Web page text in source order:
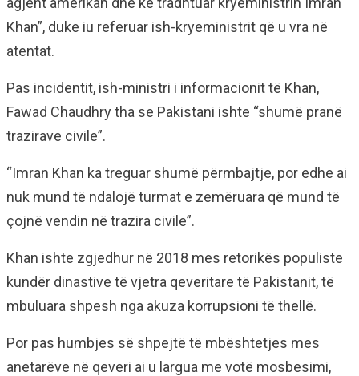
Khan”, duke iu referuar ish-kryeministrit që u vra në
atentat.
Pas incidentit, ish-ministri i informacionit të Khan,
Fawad Chaudhry tha se Pakistani ishte “shumë pranë
trazirave civile”.
“Imran Khan ka treguar shumë përmbajtje, por edhe ai
nuk mund të ndalojë turmat e zemëruara që mund të
çojnë vendin në trazira civile”.
Khan ishte zgjedhur në 2018 mes retorikës populiste
kundër dinastive të vjetra qeveritare të Pakistanit, të
mbuluara shpesh nga akuza korrupsioni të thellë.
Por pas humbjes së shpejtë të mbështetjes mes
anetarëve në qeveri ai u largua me votë mosbesimi,